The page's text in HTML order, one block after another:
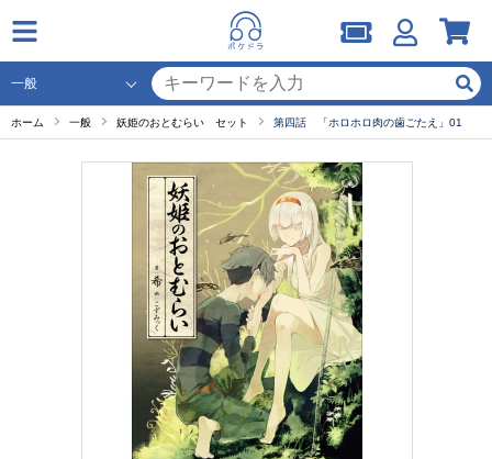
ホーム 一般 妖姫のおとむらい セット 第四話 「ホロホロ肉の歯ごたえ」01